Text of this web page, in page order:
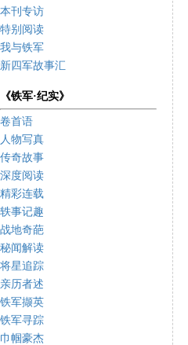
本刊专访
特别阅读
我与铁军
新四军故事汇
《铁军·纪实》
卷首语
人物写真
传奇故事
深度阅读
精彩连载
轶事记趣
战地奇葩
秘闻解读
将星追踪
亲历者述
铁军撷英
铁军寻踪
巾帼豪杰